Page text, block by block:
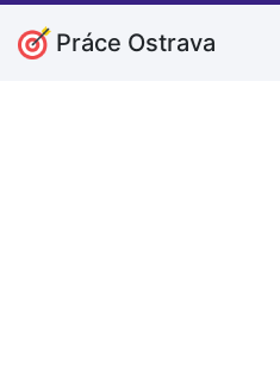
Práce Ostrava